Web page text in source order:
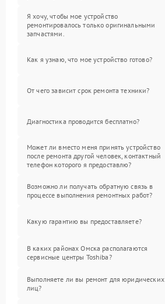
Я хочу, чтобы мое устройство
ремонтировалось только оригинальными
запчастями.
Как я узнаю, что мое устройство готово?
От чего зависит срок ремонта техники?
Диагностика проводится бесплатно?
Может ли вместо меня принять устройство
после ремонта другой человек, контактный
телефон которого я предоставлю?
Возможно ли получать обратную связь в
процессе выполнения ремонтных работ?
Какую гарантию вы предоставляете?
В каких районах Омска располагаются
сервисные центры Toshiba?
Выполняете ли вы ремонт для юридических
лиц?